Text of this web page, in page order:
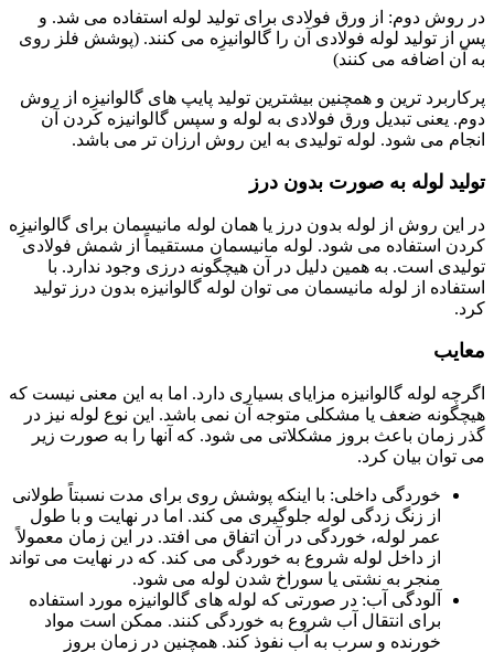
در روش دوم: از ورق فولادی برای تولید لوله استفاده می شد. و
پس از تولید لوله فولادی آن را گالوانیزِه می کنند. (پوشش فلز روی
به آن اضافه می کنند)
پرکاربرد ترین و همچنین بیشترین تولید پایپ های گالوانیزِه از روش
دوم. یعنی تبدیل ورق فولادی به لوله و سپس گالوانیزه کردن آن
انجام می شود. لوله تولیدی به این روش ارزان تر می باشد.
تولید لوله به صورت بدون درز
در این روش از لوله بدون درز یا همان لوله مانیسمان برای گالوانیزِه
کردن استفاده می شود. لوله مانیسمان مستقیماً از شمش فولادی
تولیدی است. به همین دلیل در آن هیچگونه درزی وجود ندارد. با
استفاده از لوله مانیسمان می توان لوله گالوانیزه بدون درز تولید
کرد.
معایب
اگرچه لوله گالوانیزه مزایای بسیاری دارد. اما به این معنی نیست که
هیچگونه ضعف یا مشکلی متوجه آن نمی باشد. این نوع لوله نیز در
گذر زمان باعث بروز مشکلاتی می شود. که آنها را به صورت زیر
می توان بیان کرد.
خوردگی داخلی: با اینکه پوشش روی برای مدت نسبتاً طولانی
از زنگ زدگی لوله جلوگیری می کند. اما در نهایت و با طول
عمر لوله، خوردگی در آن اتفاق می افتد. در این زمان معمولاً
از داخل لوله شروع به خوردگی می کند. که در نهایت می تواند
منجر به نشتی یا سوراخ شدن لوله می شود.
آلودگی آب: در صورتی که لوله های گالوانیزه مورد استفاده
برای انتقال آب شروع به خوردگی کنند. ممکن است مواد
خورنده و سرب به آب نفوذ کند. همچنین در زمان بروز